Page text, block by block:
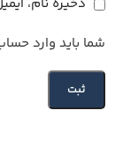
شما باید وارد